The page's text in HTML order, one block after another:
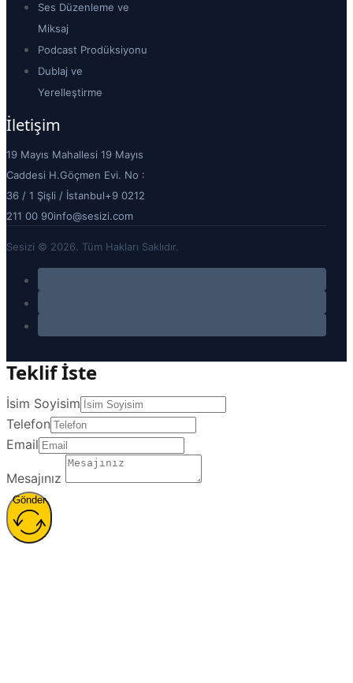
Ses Düzenleme ve
Miksaj
Podcast Prodüksiyonu
Dublaj ve
Yerelleştirme
İletişim
19 Mayıs Mahallesi 19 Mayıs
Caddesi H.Göçmen Evi. No :
36 / 1 Şişli / İstanbul+9 0212
211 00 90info@sesizi.com
Sesizi © 2026. Tüm Hakları Saklıdır.
Teklif İste
İsim Soyisim
Telefon
Email
Mesajınız
Gönder